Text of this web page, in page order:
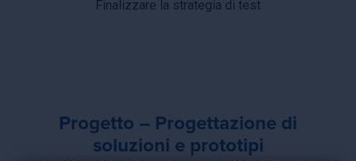
Finalizzare la strategia di test
Progetto – Progettazione di
soluzioni e prototipi